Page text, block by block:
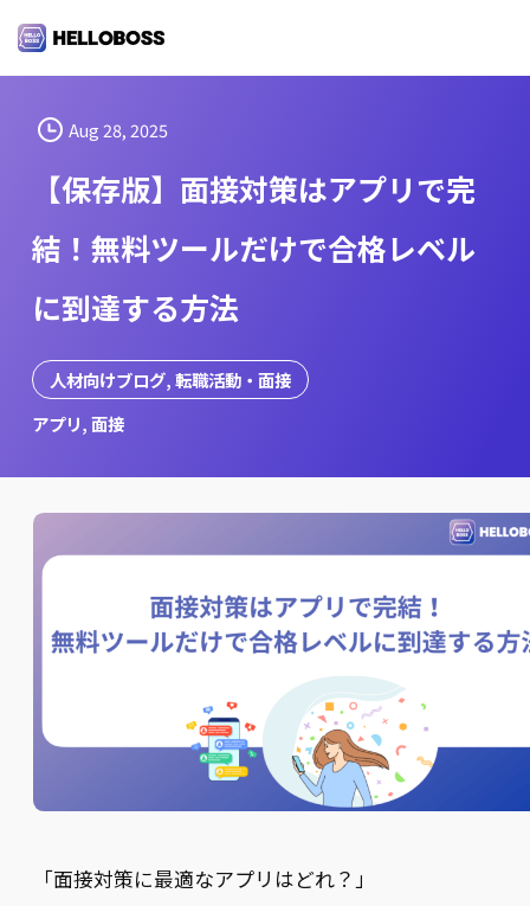
i
Aug 28, 2025
【保存版】面接対策はアプリで完
結！無料ツールだけで合格レベル
に到達する方法
人材向けブログ, 転職活動・面接
アプリ, 面接
「面接対策に最適なアプリはどれ？」